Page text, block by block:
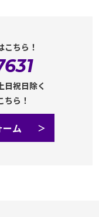
こちら！
祝日除く
ちら！
ム